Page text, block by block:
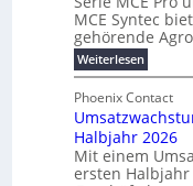
r
u
n
g
b
r
a
u
c
n
e
r
g
u
b
f
c
k
e
l
e
N
H
-
r
d
b
e
t
e
i
l
i
g
MCE Syntec
gehörende
Weiterlesen:
M
h
r
f
a
c
h
Phoenix Contact
Halbjahr 2026
Mit einem
ersten